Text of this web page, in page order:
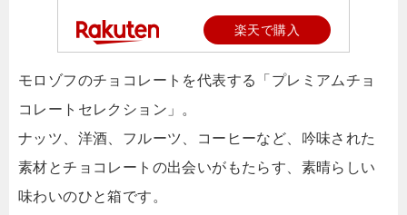
楽天で購入
モロゾフのチョコレートを代表する「プレミアムチョ
コレートセレクション」。
ナッツ、洋酒、フルーツ、コーヒーなど、吟味された
素材とチョコレートの出会いがもたらす、素晴らしい
味わいのひと箱です。